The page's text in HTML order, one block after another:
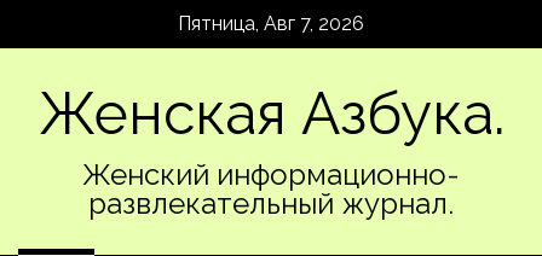
Пятница, Авг 7, 2026
Женская Азбука.
Женский информационно-
развлекательный журнал.